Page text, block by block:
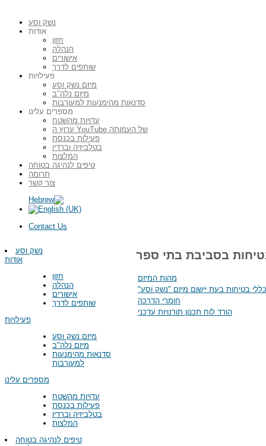
נשק וסע
אודות
חזון
הנהלה
אישורים
שותפים לדרך
פעילויות
מיזם נשק וסע
מיזם נלה"ב
סדנאות מהימנעות למעורבות
מספרים עלינו
עדויות מהשטח
ערוץ ה YouTube של העמותה
פעילות בכנסת
בטלביזיה וברדיו
המלצות
טיפים לנהיגה בטוחה
תרומה
צור קשר
Contact Us
נשק וסע
אודות
חזון
הנהלה
אישורים
שותפים לדרך
פעילויות
מיזם נשק וסע
מיזם נלה"ב
סדנאות מהימנעות
למעורבות
מספרים עלינו
עדויות מהשטח
פעילות בכנסת
בטלביזיה וברדיו
המלצות
טיפים לנהיגה בטוחה
בסביבת בתי ספר
מהות המיזם
"כללי בטיחות בעת יישום מיזם "נשק וסע
חומרי הדרכה
הורד לוח תכנון תורנויות עדכני